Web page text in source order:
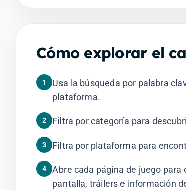
Cómo explorar el
1
Usa la búsqueda por palabra
plataforma.
2 Filtra por categoría para
3 Filtra por plataforma para
4
Abre cada página de juego
pantalla, tráilers e información